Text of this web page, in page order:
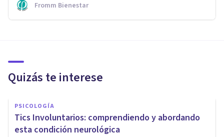
Fromm Bienestar
Quizás te interese
PSICOLOGÍA
Tics Involuntarios: comprendiendo y abordando
esta condición neurológica